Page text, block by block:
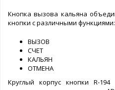
Кнопка вызова кальяна
кнопки с различными функциями:
ВЫЗОВ
CЧЕТ
КАЛЬЯН
ОТМЕНА
Круглый корпус кнопки R-